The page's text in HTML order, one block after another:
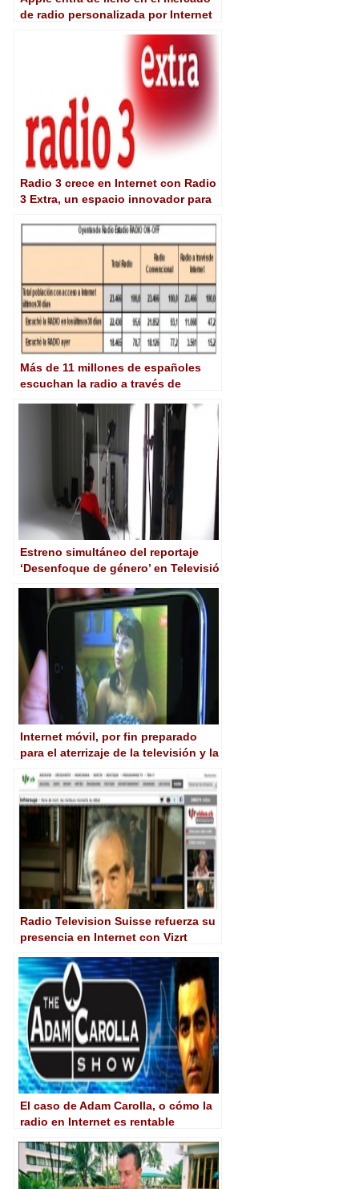
de radio personalizada por Internet
Radio 3 crece en Internet con Radio
3 Extra, un espacio innovador para
Más de 11 millones de españoles
escuchan la radio a través de
Estreno simultáneo del reportaje
‘Desenfoque de género’ en Televisió
Televisions Locals
Internet móvil, por fin preparado
para el aterrizaje de la televisión y la
Radio Television Suisse refuerza su
presencia en Internet con Vizrt
El caso de Adam Carolla, o cómo la
radio en Internet es rentable